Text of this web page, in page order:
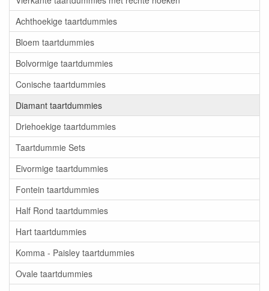
Achthoekige taartdummies
Bloem taartdummies
Bolvormige taartdummies
Conische taartdummies
Diamant taartdummies
Driehoekige taartdummies
Taartdummie Sets
Eivormige taartdummies
Fontein taartdummies
Half Rond taartdummies
Hart taartdummies
Komma - Paisley taartdummies
Ovale taartdummies